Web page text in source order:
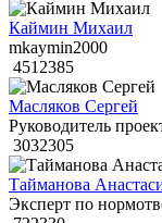
Каймин Михаил
mkaymin2000
4512385
Масляков Сергей
Руководитель
3032305
Тайманова
Эксперт по